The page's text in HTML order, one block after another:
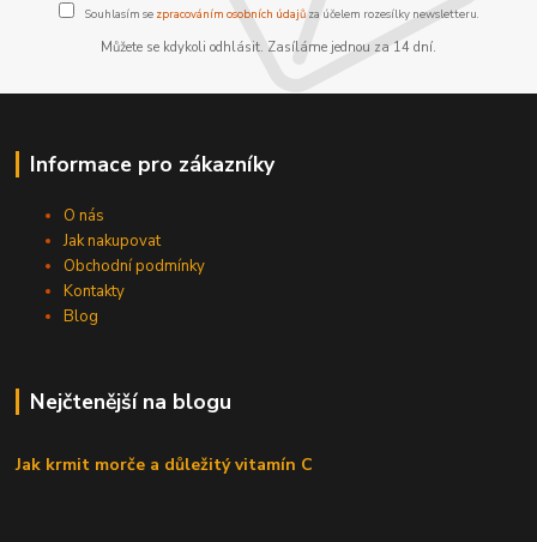
Souhlasím se zpracováním osobních údajůza účelem rozesílky newsletteru.
Můžete se kdykoli odhlásit. Zasíláme jednou za 14 dní.
Informace pro zákazníky
O nás
Jak nakupovat
Obchodní podmínky
Kontakty
Blog
Nejčtenější na blogu
Jak krmit morče a důležitý vitamín C